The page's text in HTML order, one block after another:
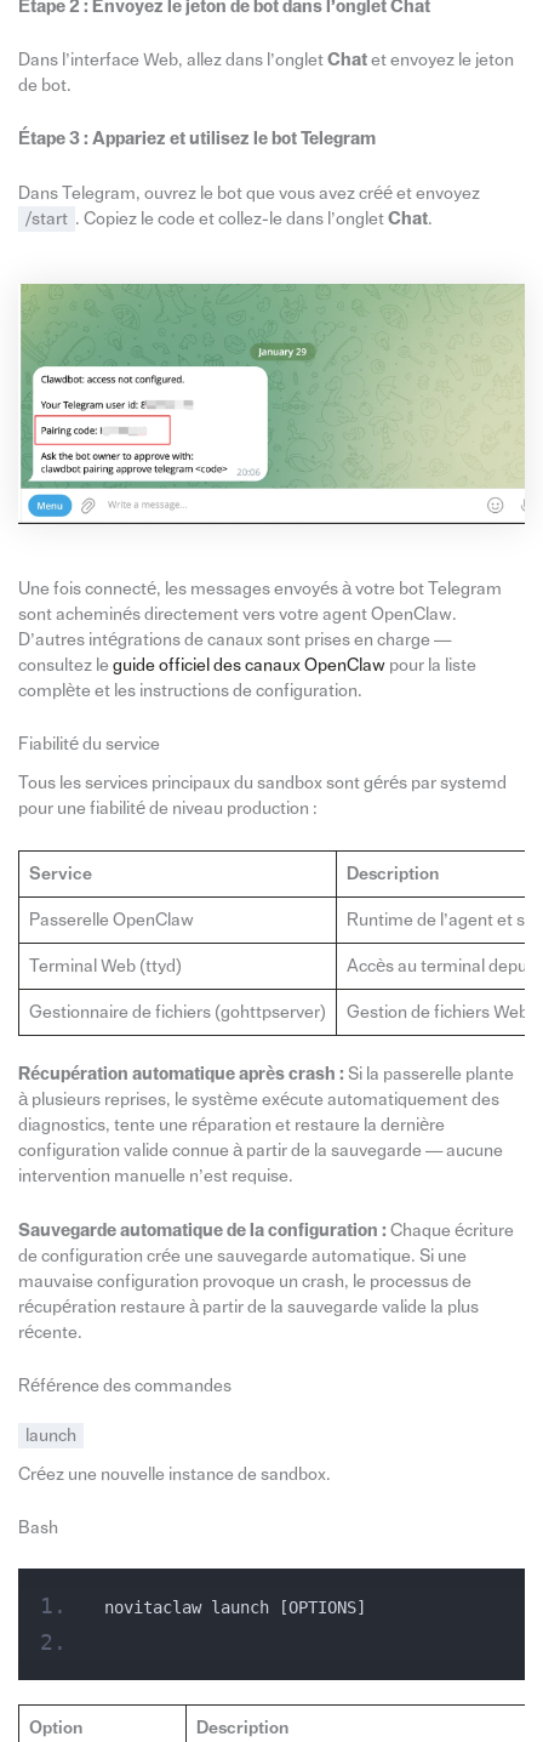
Étape 2 : Envoyez le jeton de bot dans l’onglet Chat
Dans l’interface Web, allez dans l’onglet Chatet envoyez le jeton
de bot.
Étape 3 : Appariez et utilisez le bot Telegram
Dans Telegram, ouvrez le bot que vous avez créé et envoyez
/start . Copiez le code et collez-le dans l’onglet Chat.
Une fois connecté, les messages envoyés à votre bot Telegram
sont acheminés directement vers votre agent OpenClaw.
D’autres intégrations de canaux sont prises en charge —
consultez le guide officiel des canaux OpenClawpour la liste
complète et les instructions de configuration.
Fiabilité du service
Tous les services principaux du sandbox sont gérés par systemd
pour une fiabilité de niveau production :
Service Description
Passerelle OpenClaw Runtime de l’agent et
Terminal Web (ttyd) Accès au terminal
Gestionnaire de fichiers (gohttpserver) Gestion de fichiers Web
Récupération automatique après crash : Si la passerelle plante
à plusieurs reprises, le système exécute automatiquement des
diagnostics, tente une réparation et restaure la dernière
configuration valide connue à partir de la sauvegarde — aucune
intervention manuelle n’est requise.
Sauvegarde automatique de la configuration : Chaque écriture
de configuration crée une sauvegarde automatique. Si une
mauvaise configuration provoque un crash, le processus de
récupération restaure à partir de la sauvegarde valide la plus
récente.
Référence des commandes
launch
Créez une nouvelle instance de sandbox.
Bash
novitaclaw launch [OPTIONS]
Option Description